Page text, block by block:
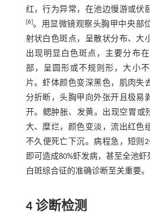
红，行为异常，在池边慢游或伏
[6]。用显微镜观察头胸甲中央部
射状白色斑点，呈散状分布、大
出现明显白色斑点，主要分布
部，呈圆形或不规则形，大小
片。虾体颜色变深黑色，肌肉失
分折断，头胸甲向外张开且极易
开。鳃肿胀、发黄。出现空胃或
大、糜烂，颜色变淡，流出红色
不久便死亡下沉。病程急，短则2
即可造成80%虾发病，甚至全池
白斑综合征的准确诊断至关重要。
4 诊断检测